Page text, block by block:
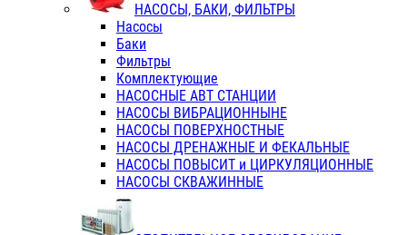
НАСОСЫ, БАКИ, ФИЛЬТРЫ
Насосы
Баки
Фильтры
Комплектующие
НАСОСНЫЕ АВТ СТАНЦИИ
НАСОСЫ ВИБРАЦИОННЫНЕ
НАСОСЫ ПОВЕРХНОСТНЫЕ
НАСОСЫ ДРЕНАЖНЫЕ И ФЕКАЛЬНЫЕ
НАСОСЫ ПОВЫСИТ и ЦИРКУЛЯЦИОННЫЕ
НАСОСЫ СКВАЖИННЫЕ